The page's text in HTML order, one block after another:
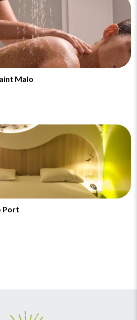
Malo
Port